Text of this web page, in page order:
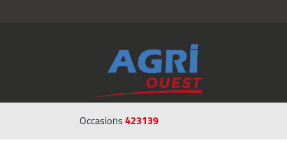
Occasions423139